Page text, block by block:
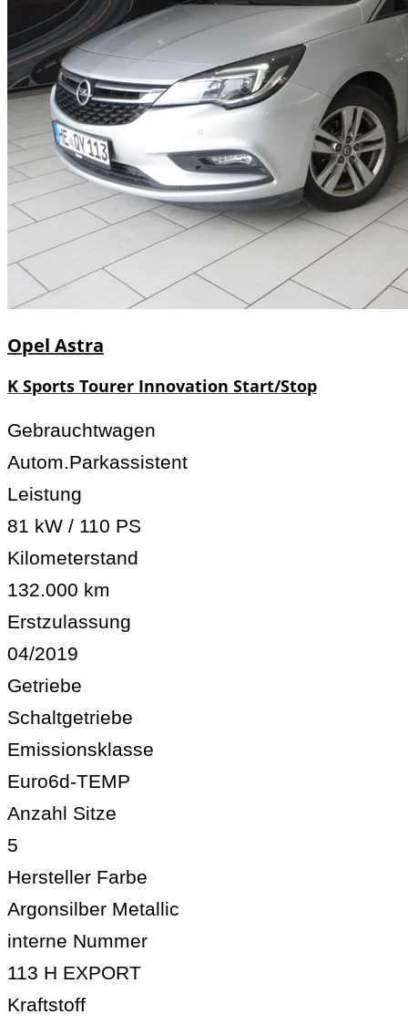
Opel Astra
K Sports Tourer Innovation Start/Stop
Gebrauchtwagen
Autom.Parkassistent
Leistung
81 kW / 110 PS
Kilometerstand
132.000 km
Erstzulassung
04/2019
Getriebe
Schaltgetriebe
Emissionsklasse
Euro6d-TEMP
Anzahl Sitze
5
Hersteller Farbe
Argonsilber Metallic
interne Nummer
113 H EXPORT
Kraftstoff